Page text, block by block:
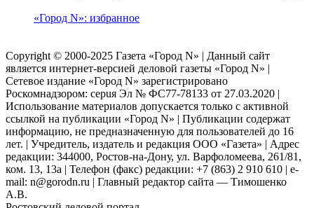
«Город N»: избранное
Copyright © 2000-2025 Газета «Город N» | Данный сайт
является интернет-версией деловой газеты «Город N» |
Сетевое издание «Город N» зарегистрировано
Роскомнадзором: серuя Эл № ФС77-78133 от 27.03.2020 |
Использование материалов допускается только с активной
ссылкой на публикации «Город N» | Публикации содержат
информацию, не предназначенную для пользователей до 16
лет. | Учредитель, издатель и редакция ООО «Газета» | Адрес
редакции: 344000, Ростов-на-Дону, ул. Варфоломеева, 261/81,
ком. 13, 13а | Телефон (факс) редакции: +7 (863) 2 910 610 | e-
mail: n@gorodn.ru | Главный редактор сайта — Тимошенко
А.В.